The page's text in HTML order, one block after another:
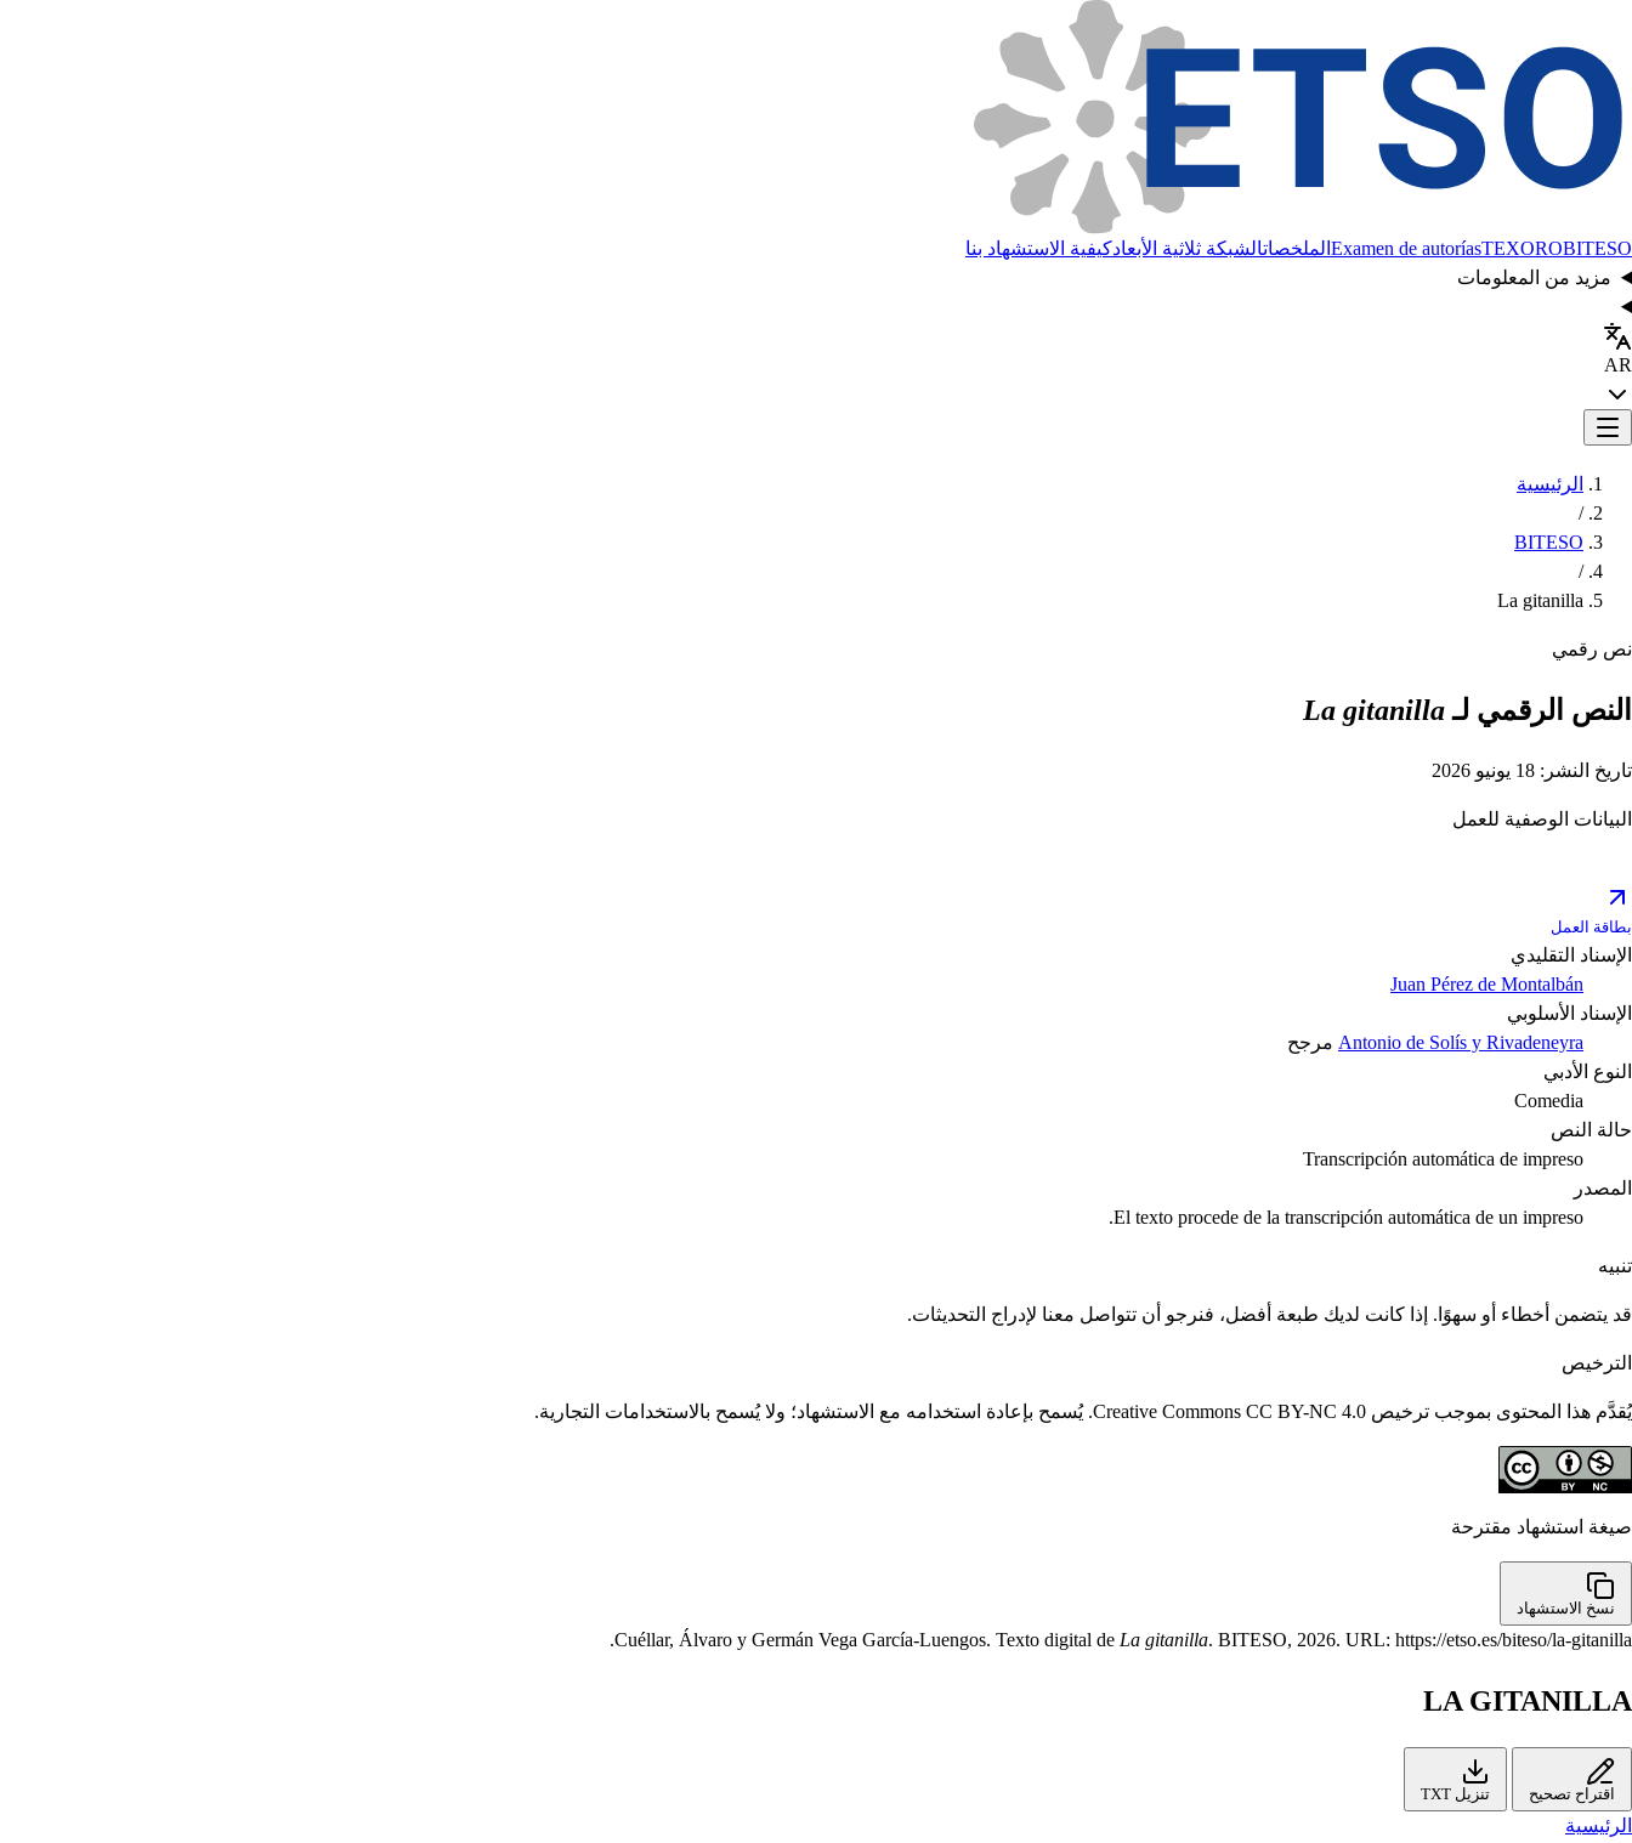
Examen de autoríasTEXOROBITESO الملخصاتالشبكة ثلاثية الأبعادكيفية الاستشهاد بنا
مزيد من المعلومات
AR
الرئيسية
/
BITESO
/
La gitanilla
نص رقمي
النص الرقمي لـLa gitanilla
تاريخ النشر: 18 يونيو 2026
البيانات الوصفية للعمل
بطاقة العمل
الإسناد التقليدي
Juan Pérez de Montalbán
الإسناد الأسلوبي
Antonio de Solís y Rivadeneyra مرجح
النوع الأدبي
Comedia
حالة النص
Transcripción automática de impreso
المصدر
El texto procede de la transcripción automática de un impreso.
تنبيه
قد يتضمن أخطاء أو سهوًا. إذا كانت لديك طبعة أفضل، فنرجو أن تتواصل معنا لإدراج التحديثات.
الترخيص
يُقدَّم هذا المحتوى بموجب ترخيص Creative Commons CC BY-NC 4.0. يُسمح بإعادة استخدامه مع الاستشهاد؛ ولا يُسمح بالاستخدامات التجارية.
صيغة استشهاد مقترحة
نسخ الاستشهاد
Cuéllar, Álvaro y Germán Vega García-Luengos. Texto digital de La gitanilla. BITESO, 2026. URL: https://etso.es/biteso/la-gitanilla.
LA GITANILLA
اقتراح تصحيح تنزيل TXT
الرئيسية